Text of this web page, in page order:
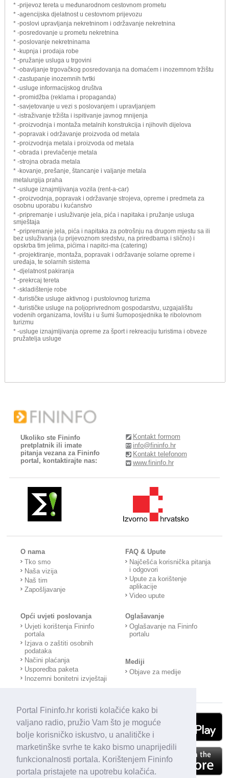
Portal Fininfo.hr koristi kolačiće kako bi
valjano radio, pružio Vam što je moguće
bolje korisničko iskustvo, u analitičke i
marketinške svrhe te kako bismo unaprijedili
funkcionalnosti portala. Korištenjem Fininfo
portala pristajete na upotrebu kolačića.
* -prijevoz tereta u međunarodnom cestovnom prometu
* -agencijska djelatnost u cestovnom prijevozu
* -poslovi upravljanja nekretninom i održavanje nekretnina
* -posredovanje u prometu nekretnina
* -poslovanje nekretninama
* -kupnja i prodaja robe
* -pružanje usluga u trgovini
* -obavljanje trgovačkog posredovanja na domaćem i inozemnom tržištu
* -zastupanje inozemnih tvrtki
* -usluge informacijskog društva
* -promidžba (reklama i propaganda)
* -savjetovanje u vezi s poslovanjem i upravljanjem
* -istraživanje tržišta i ispitivanje javnog mnijenja
* -proizvodnja i montaža metalnih konstrukcija i njihovih dijelova
* -popravak i održavanje proizvoda od metala
* -proizvodnja metala i proizvoda od metala
* -obrada i prevlačenje metala
* -strojna obrada metala
* -kovanje, prešanje, štancanje i valjanje metala
metalurgija praha
* -usluge iznajmljivanja vozila (rent-a-car)
* -proizvodnja, popravak i održavanje strojeva, opreme i predmeta za
osobnu uporabu i kućanstvo
* -pripremanje i usluživanje jela, pića i napitaka i pružanje usluga
smještaja
* -pripremanje jela, pića i napitaka za potrošnju na drugom mjestu sa ili
bez usluživanja (u prijevoznom sredstvu, na priredbama i slično) i
opskrba tim jelima, pićima i napitci-ma (catering)
* -projektiranje, montaža, popravak i održavanje solarne opreme i
uređaja, te solarnih sistema
* -djelatnost pakiranja
* -prekrcaj tereta
* -skladištenje robe
* -turističke usluge aktivnog i pustolovnog turizma
* -turističke usluge na poljoprivrednom gospodarstvu, uzgajalištu
vodenih organizama, lovištu i u šumi šumoposjednika te ribolovnom
turizmu
* -usluge iznajmljivanja opreme za šport i rekreaciju turistima i obveze
pružatelja usluge
Ukoliko ste Fininfo
pretplatnik ili imate
pitanja vezana za Fininfo
portal, kontaktirajte nas:
Kontakt formom
info@fininfo.hr
Kontakt telefonom
www.fininfo.hr
O nama
Tko smo
Naša vizija
Naš tim
Zapošljavanje
FAQ & Upute
Najčešća korisnička pitanja
i odgovori
Upute za korištenje
aplikacije
Video upute
Opći uvjeti poslovanja
Uvjeti korištenja Fininfo
portala
Izjava o zaštiti osobnih
podataka
Načini plaćanja
Usporedba paketa
Inozemni bonitetni izvještaji
Oglašavanje
Oglašavanje na Fininfo
portalu
Mediji
Objave za medije